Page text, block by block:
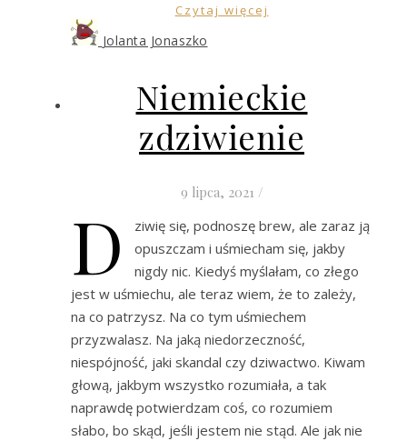
Czytaj więcej
Jolanta Jonaszko
Niemieckie
zdziwienie
9 lipca, 2021 /
D
ziwię się, podnoszę brew, ale zaraz ją
opuszczam i uśmiecham się, jakby
nigdy nic. Kiedyś myślałam, co złego
jest w uśmiechu, ale teraz wiem, że to zależy,
na co patrzysz. Na co tym uśmiechem
przyzwalasz. Na jaką niedorzeczność,
niespójność, jaki skandal czy dziwactwo. Kiwam
głową, jakbym wszystko rozumiała, a tak
naprawdę potwierdzam coś, co rozumiem
słabo, bo skąd, jeśli jestem nie stąd. Ale jak nie